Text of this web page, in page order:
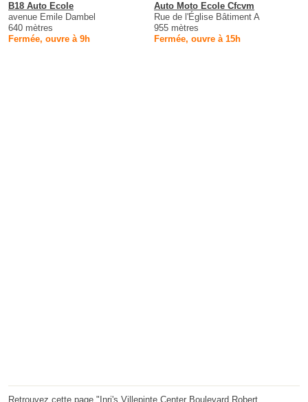
B18 Auto Ecole
avenue Emile Dambel
640 mètres
Fermée, ouvre à 9h
Auto Moto Ecole Cfcvm
Rue de l'Église Bâtiment A
955 mètres
Fermée, ouvre à 15h
Retrouvez cette page "Inri's Villepinte Center Boulevard Robert